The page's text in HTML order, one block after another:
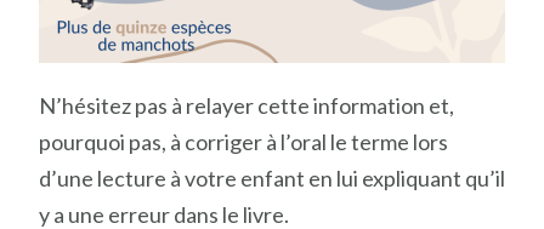
N’hésitez pas à relayer cette information et,
pourquoi pas, à corriger à l’oral le terme lors
d’une lecture à votre enfant en lui expliquant qu’il
y a une erreur dans le livre.